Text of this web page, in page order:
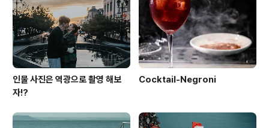
인물 사진은 역광으로 촬영 해보
자!?
Cocktail-Negroni